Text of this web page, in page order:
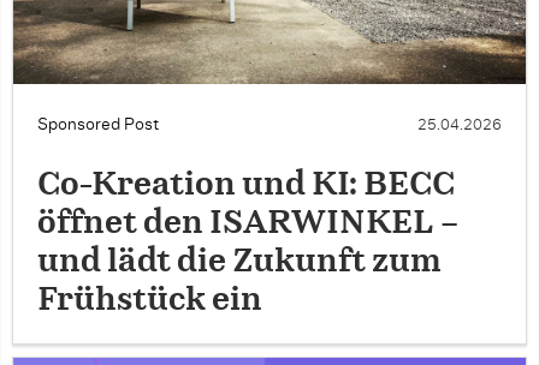
Sponsored Post 25.04.2026
Co-Kreation und KI: BECC
öffnet den ISARWINKEL –
und lädt die Zukunft zum
Frühstück ein